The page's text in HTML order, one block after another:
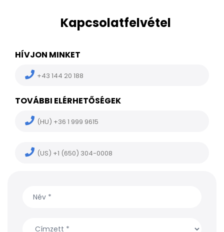
Kapcsolatfelvétel
HÍVJON MINKET
+43 144 20 188
TOVÁBBI ELÉRHETŐSÉGEK
(HU) +36 1 999 9615
(US) +1 (650) 304-0008